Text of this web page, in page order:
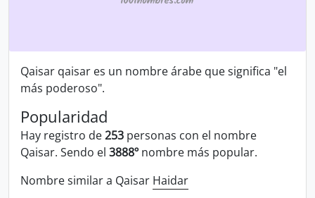
Qaisar qaisar es un nombre árabe que significa "el
más poderoso".
Popularidad
Hay registro de253 personas con el nombre
Qaisar. Sendo el 3888º nombre más popular.
Nombre similar a Qaisar Haidar